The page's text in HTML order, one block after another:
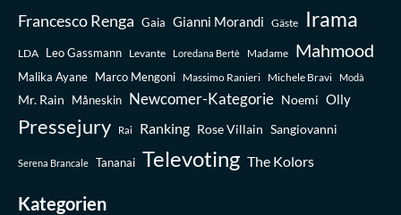
Francesco Renga Gaia Gianni Morandi Gäste Irama
LDA Leo Gassmann Levante Loredana Bertè Madame Mahmood
Malika Ayane Marco Mengoni Massimo Ranieri Michele Bravi Modà
Mr. Rain Måneskin Newcomer-Kategorie Noemi Olly
Pressejury Rai Ranking Rose Villain Sangiovanni
Serena Brancale Tananai Televoting The Kolors
Kategorien